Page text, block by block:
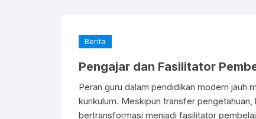
Berita
Pengajar dan Fasilitator
Peran guru dalam pendidikan modern jauh
kurikulum. Meskipun transfer
bertransformasi menjadi fasilitator